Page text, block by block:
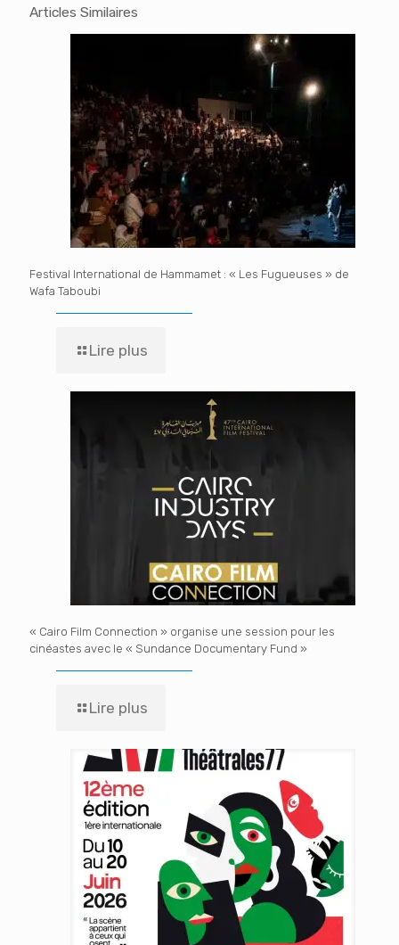
Articles Similaires
Festival International de Hammamet : « Les Fugueuses » de
Wafa Taboubi
Lire plus
« Cairo Film Connection » organise une session pour les
cinéastes avec le « Sundance Documentary Fund »
Lire plus